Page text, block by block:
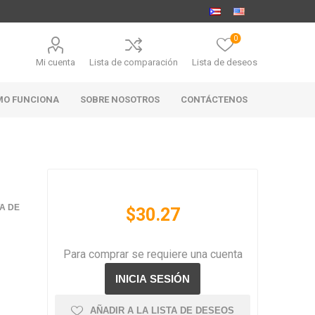
Mi cuenta Lista de comparación Lista de deseos
0
MARABIERTO
PUBHOUSE
GOLDEN ALE
FUNCIONA SOBRE NOSOTROS CONTÁCTENOS
DE
$30.27
Para comprar se requiere una cuenta
AÑADIR A LA LISTA DE DESEOS